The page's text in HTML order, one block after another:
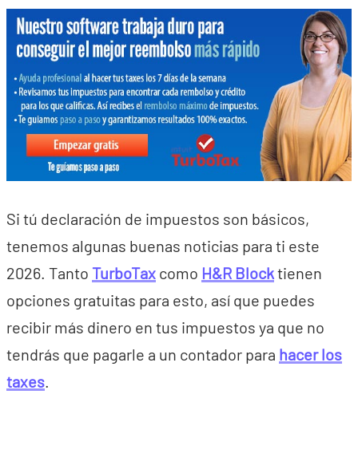
Si tú declaración de impuestos son básicos,
tenemos algunas buenas noticias para ti este
2026. Tanto TurboTax como H&R Blocktienen
opciones gratuitas para esto, así que puedes
recibir más dinero en tus impuestos ya que no
tendrás que pagarle a un contador para hacer los
taxes.